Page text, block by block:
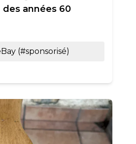
années 60
(#sponsorisé)